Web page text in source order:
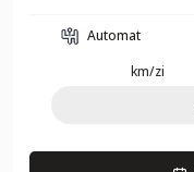
Automat
km/zi